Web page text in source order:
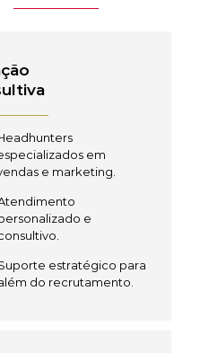
em
e marketing.
e
estratégico para
do recrutamento.